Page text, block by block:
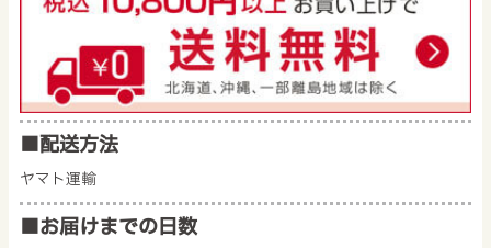
■配送方法
ヤマト運輸
■お届けまでの日数